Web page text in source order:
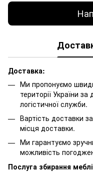
Доставка:
Ми пропонуємо
території України
логістичної служби.
Вартість доставки
місця доставки.
Ми гарантуємо
можливість
Послуга збирання